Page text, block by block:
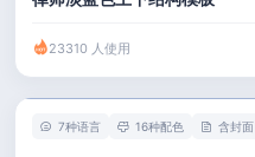
23310 人使用
7种语言 16种配色 含封面